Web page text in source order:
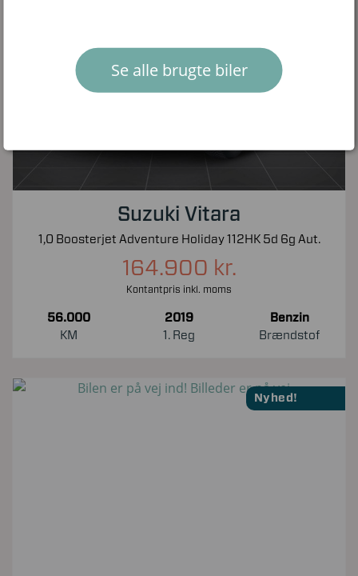
Suzuki Vitara
1,0 Boosterjet Adventure Holiday 112HK 5d 6g Aut.
164.900 kr.
Kontantpris inkl. moms
56.000
KM
2019
1. Reg
Benzin
Brændstof
Nyhed!
Se alle brugte biler